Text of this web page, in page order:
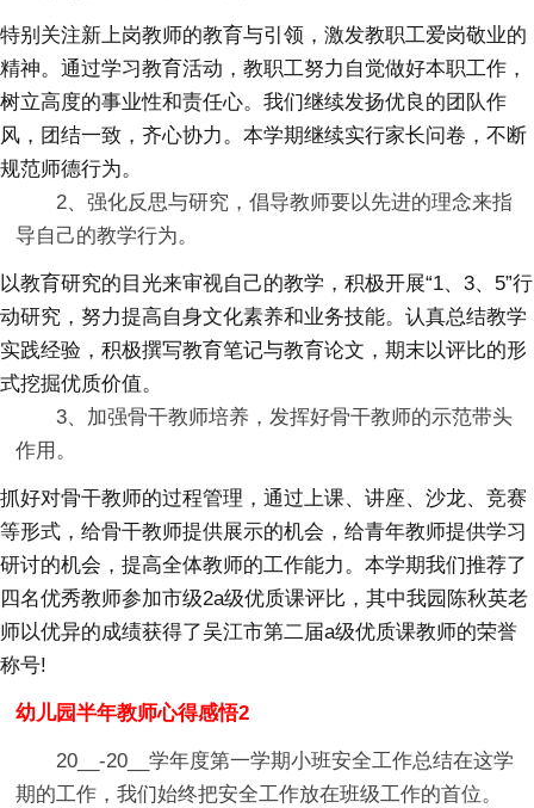
特别关注新上岗教师的教育与引领，激发教职工爱岗敬业的
精神。通过学习教育活动，教职工努力自觉做好本职工作，
树立高度的事业性和责任心。我们继续发扬优良的团队作
风，团结一致，齐心协力。本学期继续实行家长问卷，不断
规范师德行为。
2、强化反思与研究，倡导教师要以先进的理念来指
导自己的教学行为。
以教育研究的目光来审视自己的教学，积极开展“1、3、5”行
动研究，努力提高自身文化素养和业务技能。认真总结教学
实践经验，积极撰写教育笔记与教育论文，期末以评比的形
式挖掘优质价值。
3、加强骨干教师培养，发挥好骨干教师的示范带头
作用。
抓好对骨干教师的过程管理，通过上课、讲座、沙龙、竞赛
等形式，给骨干教师提供展示的机会，给青年教师提供学习
研讨的机会，提高全体教师的工作能力。本学期我们推荐了
四名优秀教师参加市级2a级优质课评比，其中我园陈秋英老
师以优异的成绩获得了吴江市第二届a级优质课教师的荣誉
称号!
幼儿园半年教师心得感悟2
20__-20__学年度第一学期小班安全工作总结在这学
期的工作，我们始终把安全工作放在班级工作的首位。